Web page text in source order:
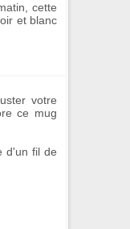
cette
et blanc
votre
ce mug
d'un fil de